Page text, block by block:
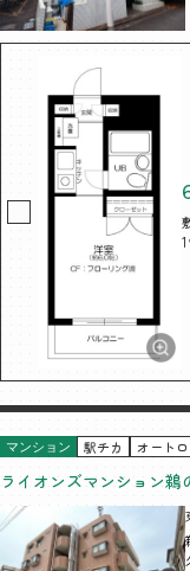
マンション 駅チカ オート
ライオンズマンション鵜